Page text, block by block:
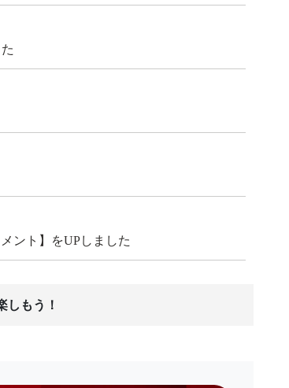
ント】をUPしました
しもう！